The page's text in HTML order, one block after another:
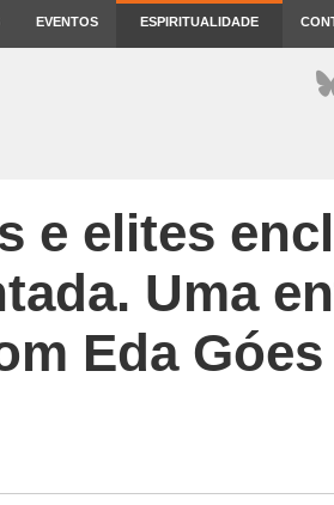
EVENTOS ESPIRITUALIDADE
e elites
Uma
Eda Góes